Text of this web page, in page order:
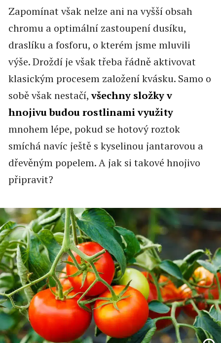
Zapomínat však nelze ani na vyšší obsah
chromu a optimální zastoupení dusíku,
draslíku a fosforu, o kterém jsme mluvili
výše. Droždí je však třeba řádně aktivovat
klasickým procesem založení kvásku. Samo o
sobě však nestačí,všechny složky v
hnojivu budou rostlinami využity
mnohem lépe, pokud se hotový roztok
smíchá navíc ještě s kyselinou jantarovou a
dřevěným popelem. A jak si takové hnojivo
připravit?